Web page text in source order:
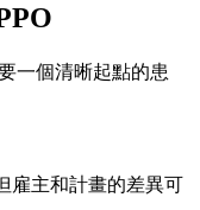
一個清晰起點的患
雇主和計畫的差異可